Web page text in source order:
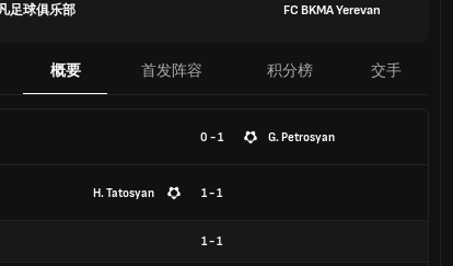
足球俱乐部
FC BKMA Yerevan
概要 首发阵容 积分榜 交手
0 - 1 G. Petrosyan
H. Tatosyan 1 - 1
1-1